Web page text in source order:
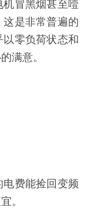
冒黑烟甚至噎
是非常普遍的
以零负荷状态和
满意。
费能捡回变频
。